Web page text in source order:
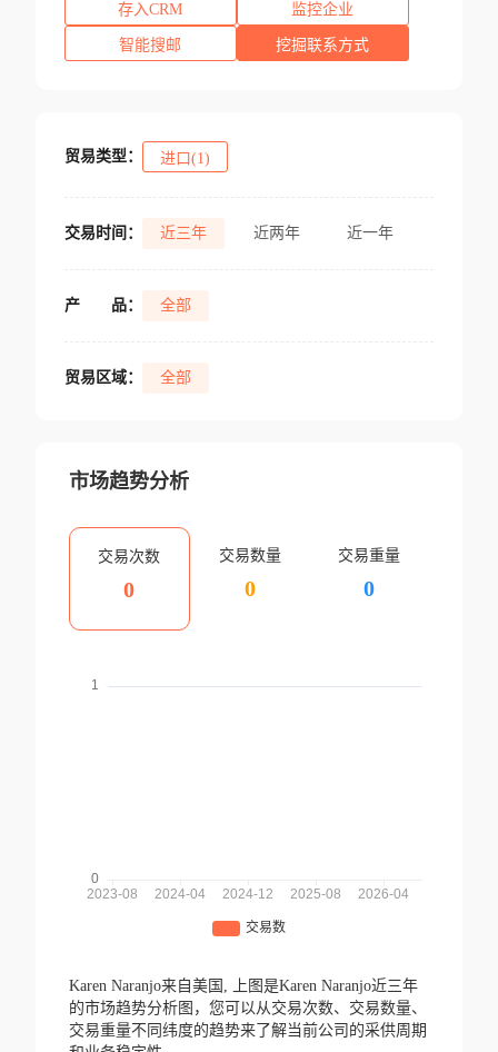
存入CRM 监控企业
智能搜邮 挖掘联系方式
贸易类型： 进口(1)
交易时间： 近三年 近两年 近一年
产 品： 全部
贸易区域： 全部
市场趋势分析
交易次数
0
交易数量
0
交易重量
0
Karen Naranjo来自美国,
上图是Karen Naranjo近三年
的市场趋势分析图，您可以从交易次数、交易数量、
交易重量不同纬度的趋势来了解当前公司的采供周期